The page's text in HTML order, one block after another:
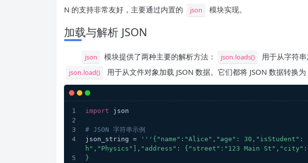
N 的支持非常友好，主要通过内置的
json 模块实现。
加载与解析 JSON
json 模块提供了两种主要的解析方法： json.loads() 用于从字符串
json.load() 用于从文件对象加载 JSON 数据。它们都将 JSON 数据转换为
import json
# JSON 字符串示例
json_string =
'''{"name":"Alice","age": 30,"isStudent":
h","Physics"],"address": {"street":"123 Main
}